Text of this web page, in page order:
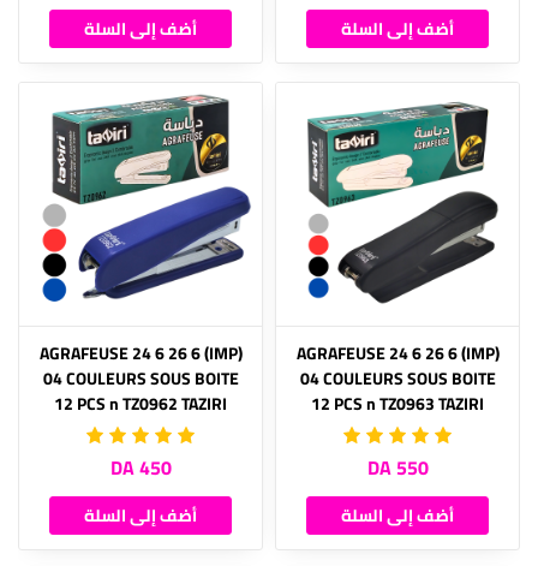
أضف إلى السلة أضف إلى السلة
(IMP) AGRAFEUSE 24 6 26 6
04 COULEURS SOUS BOITE
12 PCS n TZ0963 TAZIRI
550 DA
أضف إلى السلة
(IMP) AGRAFEUSE 24 6 26 6
04 COULEURS SOUS BOITE
12 PCS n TZ0962 TAZIRI
450 DA
أضف إلى السلة